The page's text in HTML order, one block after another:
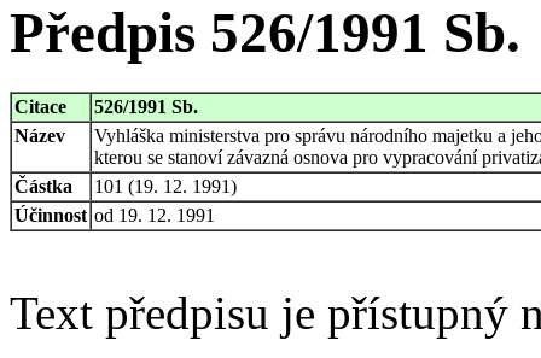
Předpis 526/1991 Sb.
Citace
526/1991 Sb.
Název
Vyhláška ministerstva pro správu národního majetku a
kterou se stanoví závazná osnova pro vypracování
Částka
101 (19. 12. 1991)
Účinnost od 19. 12. 1991
Text předpisu je přístupný